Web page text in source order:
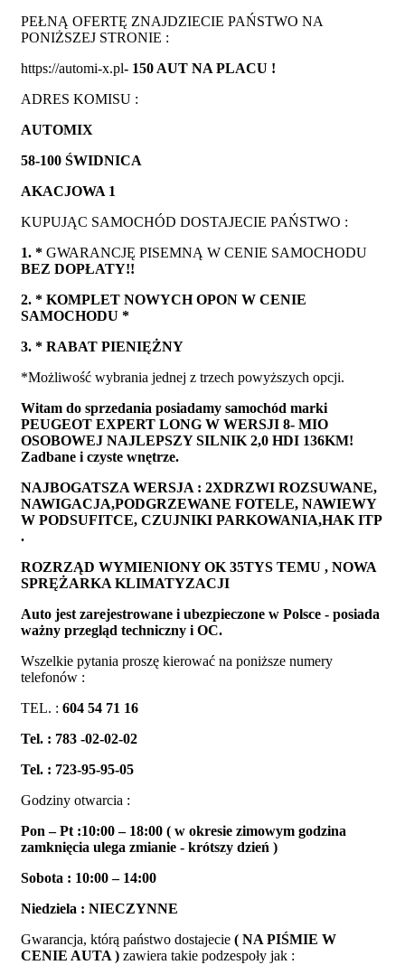
PEŁNĄ OFERTĘ ZNAJDZIECIE PAŃSTWO NA
PONIŻSZEJ STRONIE :
https://automi-x.pl- 150 AUT NA PLACU !
ADRES KOMISU :
AUTOMIX
58-100 ŚWIDNICA
AKACJOWA 1
KUPUJĄC SAMOCHÓD DOSTAJECIE PAŃSTWO :
1. * GWARANCJĘ PISEMNĄ W CENIE SAMOCHODU
BEZ DOPŁATY!!
2. * KOMPLET NOWYCH OPON W CENIE
SAMOCHODU *
3. * RABAT PIENIĘŻNY
*Możliwość wybrania jednej z trzech powyższych opcji.
Witam do sprzedania posiadamy samochód marki
PEUGEOT EXPERT LONG W WERSJI 8- MIO
OSOBOWEJ NAJLEPSZY SILNIK 2,0 HDI 136KM!
Zadbane i czyste wnętrze.
NAJBOGATSZA WERSJA : 2XDRZWI ROZSUWANE,
NAWIGACJA,PODGRZEWANE FOTELE, NAWIEWY
W PODSUFITCE, CZUJNIKI PARKOWANIA,HAK ITP
.
ROZRZĄD WYMIENIONY OK 35TYS TEMU , NOWA
SPRĘŻARKA KLIMATYZACJI
Auto jest zarejestrowane i ubezpieczone w Polsce - posiada
ważny przegląd techniczny i OC.
Wszelkie pytania proszę kierować na poniższe numery
telefonów :
TEL. : 604 54 71 16
Tel. : 783 -02-02-02
Tel. : 723-95-95-05
Godziny otwarcia :
Pon – Pt :10:00 – 18:00 ( w okresie zimowym godzina
zamknięcia ulega zmianie - krótszy dzień )
Sobota : 10:00 – 14:00
Niedziela : NIECZYNNE
Gwarancja, którą państwo dostajecie ( NA PIŚMIE W
CENIE AUTA ) zawiera takie podzespoły jak :